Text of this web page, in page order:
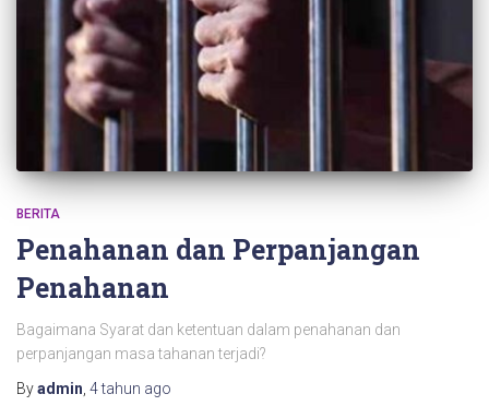
BERITA
Penahanan dan Perpanjangan
Penahanan
Bagaimana Syarat dan ketentuan dalam penahanan dan
perpanjangan masa tahanan terjadi?
Byadmin 4 tahun ago